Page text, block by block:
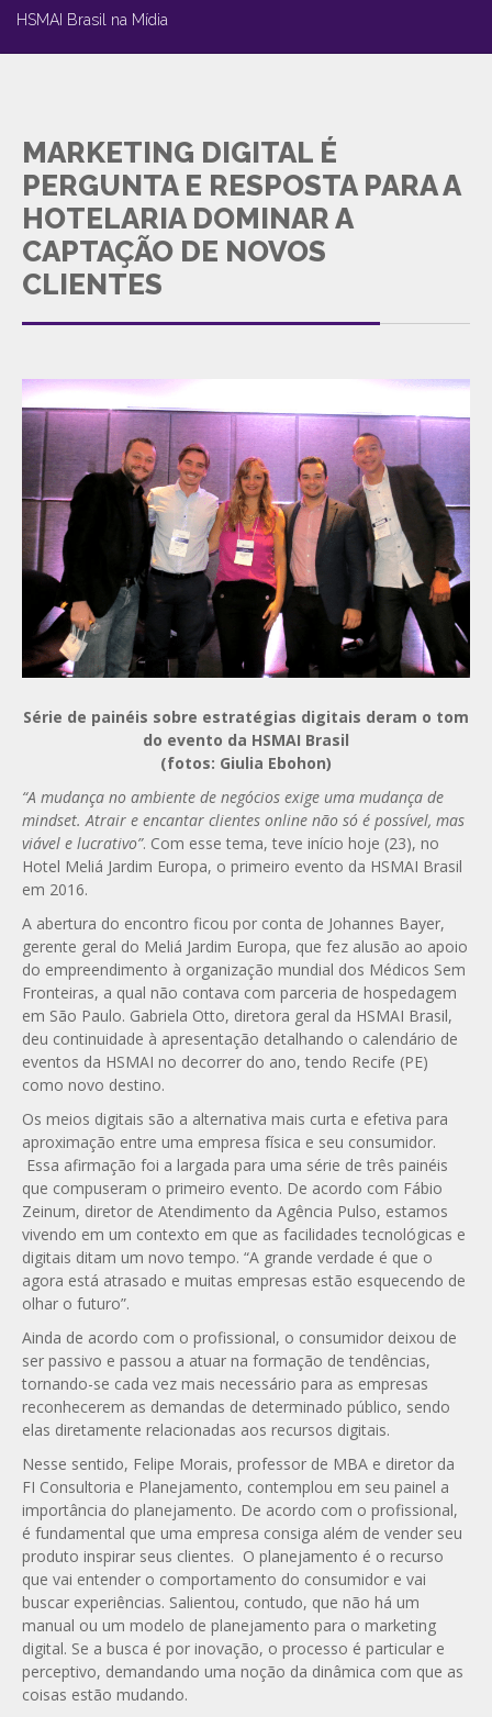
HSMAI Brasil na Mídia
MARKETING DIGITAL É
PERGUNTA E RESPOSTA PARA A
HOTELARIA DOMINAR A
CAPTAÇÃO DE NOVOS
CLIENTES
Série de painéis sobre estratégias digitais deram o tom
do evento da HSMAI Brasil
(fotos: Giulia Ebohon)
“A mudança no ambiente de negócios exige uma mudança de
mindset. Atrair e encantar clientes online não só é possível, mas
viável e lucrativo”. Com esse tema, teve início hoje (23), no
Hotel Meliá Jardim Europa, o primeiro evento da HSMAI Brasil
em 2016.
A abertura do encontro ficou por conta de Johannes Bayer,
gerente geral do Meliá Jardim Europa, que fez alusão ao apoio
do empreendimento à organização mundial dos Médicos Sem
Fronteiras, a qual não contava com parceria de hospedagem
em São Paulo. Gabriela Otto, diretora geral da HSMAI Brasil,
deu continuidade à apresentação detalhando o calendário de
eventos da HSMAI no decorrer do ano, tendo Recife (PE)
como novo destino.
Os meios digitais são a alternativa mais curta e efetiva para
aproximação entre uma empresa física e seu consumidor.
Essa afirmação foi a largada para uma série de três painéis
que compuseram o primeiro evento. De acordo com Fábio
Zeinum, diretor de Atendimento da Agência Pulso, estamos
vivendo em um contexto em que as facilidades tecnológicas e
digitais ditam um novo tempo. “A grande verdade é que o
agora está atrasado e muitas empresas estão esquecendo de
olhar o futuro”.
Ainda de acordo com o profissional, o consumidor deixou de
ser passivo e passou a atuar na formação de tendências,
tornando-se cada vez mais necessário para as empresas
reconhecerem as demandas de determinado público, sendo
elas diretamente relacionadas aos recursos digitais.
Nesse sentido, Felipe Morais, professor de MBA e diretor da
FI Consultoria e Planejamento, contemplou em seu painel a
importância do planejamento. De acordo com o profissional,
é fundamental que uma empresa consiga além de vender seu
produto inspirar seus clientes. O planejamento é o recurso
que vai entender o comportamento do consumidor e vai
buscar experiências. Salientou, contudo, que não há um
manual ou um modelo de planejamento para o marketing
digital. Se a busca é por inovação, o processo é particular e
perceptivo, demandando uma noção da dinâmica com que as
coisas estão mudando.